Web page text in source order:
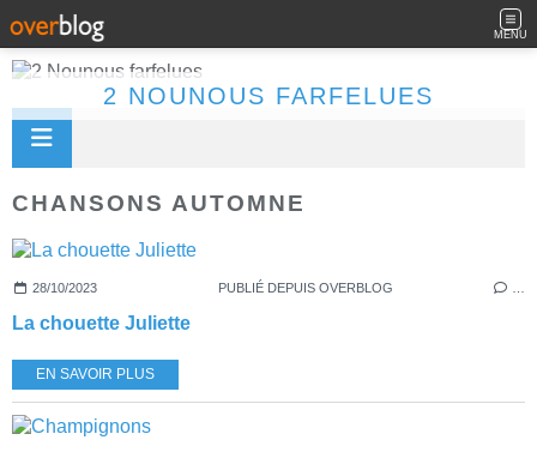
MENU
2 NOUNOUS FARFELUES
CHANSONS AUTOMNE
28/10/2023 PUBLIÉ DEPUIS OVERBLOG
La chouette Juliette
EN SAVOIR PLUS